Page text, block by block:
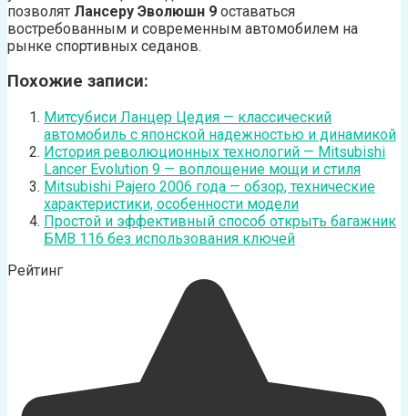
позволят Лансеру Эволюшн 9 оставаться
востребованным и современным автомобилем на
рынке спортивных седанов.
Похожие записи:
Митсубиси Ланцер Цедия — классический
автомобиль с японской надежностью и динамикой
История революционных технологий — Mitsubishi
Lancer Evolution 9 — воплощение мощи и стиля
Mitsubishi Pajero 2006 года — обзор, технические
характеристики, особенности модели
Простой и эффективный способ открыть багажник
БМВ 116 без использования ключей
Рейтинг